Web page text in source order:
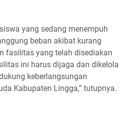
yang sedang menempuh
beban akibat kurang
fasilitas yang telah disediakan
ini harus dijaga dan dikelola
keberlangsungan
Kabupaten Lingga,” tutupnya.